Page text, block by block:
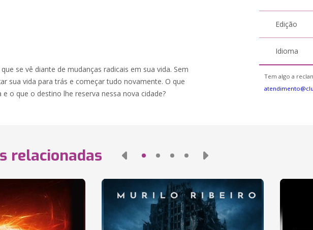
se vê diante de mudanças radicais em sua vida. Sem
sua vida para trás e começar tudo novamente. O que
o que o destino lhe reserva nessa nova cidade?
Edição
Idioma
Tem algo a
relacionadas